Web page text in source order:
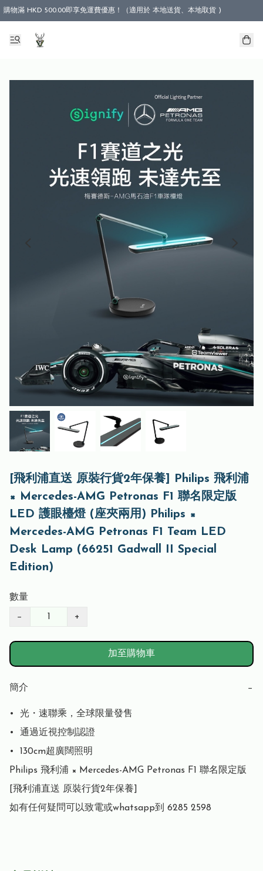
購物滿 HKD 500.00即享免運費優惠！（適用於 本地送貨、本地取貨 )
[飛利浦直送 原裝行貨2年保養] Philips 飛利浦
× Mercedes-AMG Petronas F1 聯名限定版
LED 護眼檯燈 (座夾兩用) Philips ×
Mercedes-AMG Petronas F1 Team LED
Desk Lamp (66251 Gadwall II Special
Edition)
數量
− +
加至購物車
簡介 −
•⁠  ⁠光・速聯乘，全球限量發售
•⁠  ⁠通過近視控制認證
•⁠  ⁠130cm超廣闊照明
Philips 飛利浦 × Mercedes-AMG Petronas F1 聯名限定版
[飛利浦直送 原裝行貨2年保養]
如有任何疑問可以致電或whatsapp到 6285 2598